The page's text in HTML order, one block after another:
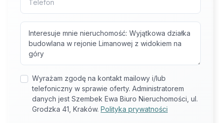
Wyrażam zgodę na kontakt mailowy i/lub
telefoniczny w sprawie oferty. Administratorem
danych jest Szembek Ewa Biuro Nieruchomości, ul.
Grodzka 41, Kraków. Polityka prywatności